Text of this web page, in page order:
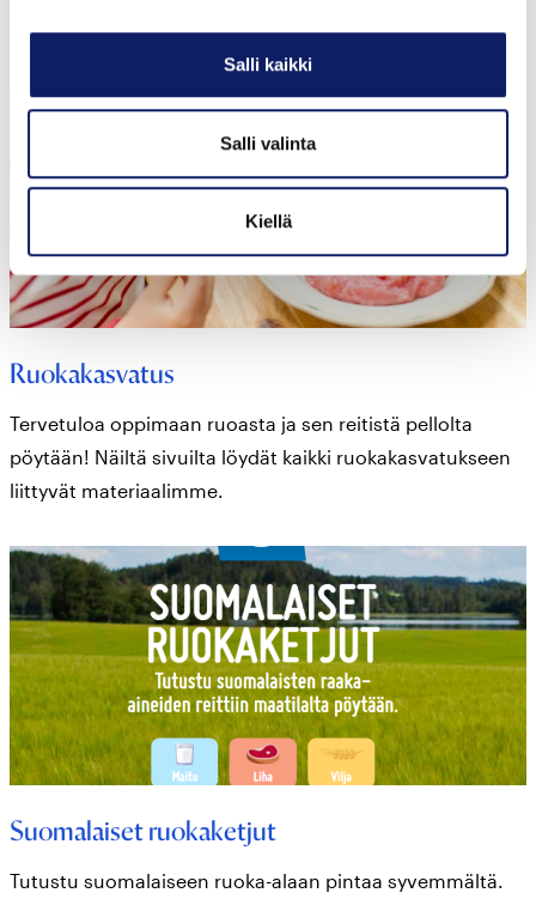
Salli kaikki
Salli valinta
Kiellä
Ruokakasvatus
Tervetuloa oppimaan ruoasta ja sen reitistä pellolta
pöytään! Näiltä sivuilta löydät kaikki ruokakasvatukseen
liittyvät materiaalimme.
Suomalaiset ruokaketjut
Tutustu suomalaiseen ruoka-alaan pintaa syvemmältä.